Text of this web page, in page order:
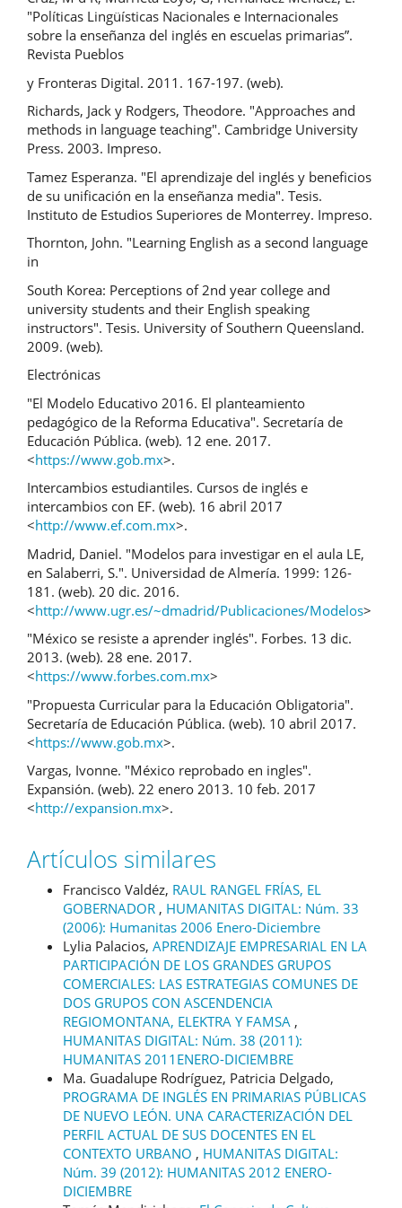
"Políticas Lingüísticas Nacionales e Internacionales
sobre la enseñanza del inglés en escuelas primarias”.
Revista Pueblos
y Fronteras Digital. 2011. 167-197. (web).
Richards, Jack y Rodgers, Theodore. "Approaches and
methods in language teaching". Cambridge University
Press. 2003. Impreso.
Tamez Esperanza. "El aprendizaje del inglés y beneficios
de su unificación en la enseñanza media". Tesis.
Instituto de Estudios Superiores de Monterrey. Impreso.
Thornton, John. "Learning English as a second language
in
South Korea: Perceptions of 2nd year college and
university students and their English speaking
instructors". Tesis. University of Southern Queensland.
2009. (web).
Electrónicas
"El Modelo Educativo 2016. El planteamiento
pedagógico de la Reforma Educativa". Secretaría de
Educación Pública. (web). 12 ene. 2017.
<https://www.gob.mx>.
Intercambios estudiantiles. Cursos de inglés e
intercambios con EF. (web). 16 abril 2017
<http://www.ef.com.mx>.
Madrid, Daniel. "Modelos para investigar en el aula LE,
en Salaberri, S.". Universidad de Almería. 1999: 126-
181. (web). 20 dic. 2016.
<http://www.ugr.es/~dmadrid/Publicaciones/Modelos>
"México se resiste a aprender inglés". Forbes. 13 dic.
2013. (web). 28 ene. 2017.
<https://www.forbes.com.mx>
"Propuesta Curricular para la Educación Obligatoria".
Secretaría de Educación Pública. (web). 10 abril 2017.
<https://www.gob.mx>.
Vargas, Ivonne. "México reprobado en ingles".
Expansión. (web). 22 enero 2013. 10 feb. 2017
<http://expansion.mx>.
Artículos similares
Francisco Valdéz, RAUL RANGEL FRÍAS, EL
GOBERNADOR , HUMANITAS DIGITAL: Núm. 33
(2006): Humanitas 2006 Enero-Diciembre
Lylia Palacios, APRENDIZAJE EMPRESARIAL EN LA
PARTICIPACIÓN DE LOS GRANDES GRUPOS
COMERCIALES: LAS ESTRATEGIAS COMUNES DE
DOS GRUPOS CON ASCENDENCIA
REGIOMONTANA, ELEKTRA Y FAMSA ,
HUMANITAS DIGITAL: Núm. 38 (2011):
HUMANITAS 2011ENERO-DICIEMBRE
Ma. Guadalupe Rodríguez, Patricia Delgado,
PROGRAMA DE INGLÉS EN PRIMARIAS PÚBLICAS
DE NUEVO LEÓN. UNA CARACTERIZACIÓN DEL
PERFIL ACTUAL DE SUS DOCENTES EN EL
CONTEXTO URBANO , HUMANITAS DIGITAL:
Núm. 39 (2012): HUMANITAS 2012 ENERO-
DICIEMBRE